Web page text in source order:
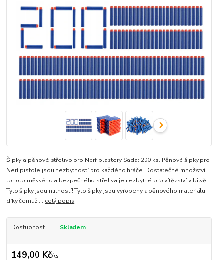
Šipky a pěnové střelivo pro Nerf blastery Sada: 200 ks. Pěnové šipky pro
Nerf pistole jsou nezbytností pro každého hráče. Dostatečné množství
tohoto měkkého a bezpečného střeliva je nezbytné pro vítězství v bitvě.
Tyto šipky jsou nutností! Tyto šipky jsou vyrobeny z pěnového materiálu,
díky čemuž ... celý popis
Dostupnost Skladem
149,00 Kč/ks